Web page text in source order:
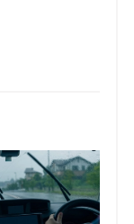
Roadster